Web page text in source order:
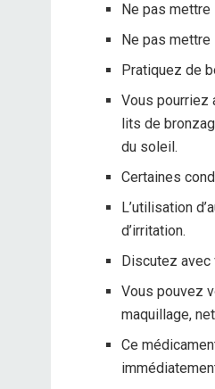
Ne pas
Ne pas mettre
Pratiquez de
Vous pourriez
lits de
du soleil.
Certaines
L’utilisation
d’irritation.
Discutez avec
Vous pouvez
maquillage,
Ce